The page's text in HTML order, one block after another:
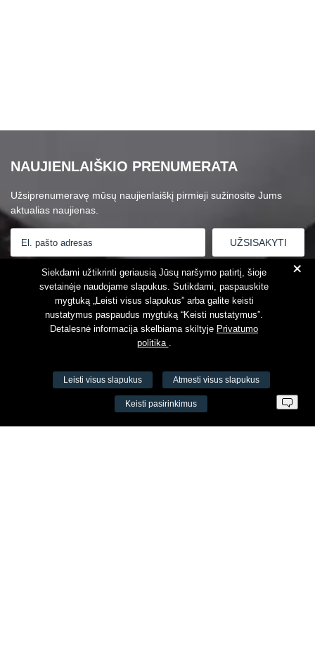
NAUJIENLAIŠKIO PRENUMERATA
Užsiprenumeravę mūsų naujienlaiškį pirmieji sužinosite Jums
aktualias naujienas.
Susipažinau suPrivatumo politika
VŠĮ Fitneso mokymo centras AEROMIX
+
Siekdami užtikrinti geriausią Jūsų naršymo patirtį, šioje
svetainėje naudojame slapukus. Sutikdami, paspauskite
mygtuką „Leisti visus slapukus” arba galite keisti
nustatymus paspaudus mygtuką “Keisti nustatymus”.
Detalesnė informacija skelbiama skiltyje Privatumo
politika .
Leisti visus slapukus Atmesti visus slapukus
Keisti pasirinkimus